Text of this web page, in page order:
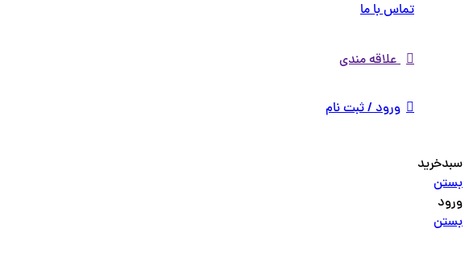
تماس با ما
علاقه مندی
ورود / ثبت نام
سبدخرید
بستن
ورود
بستن